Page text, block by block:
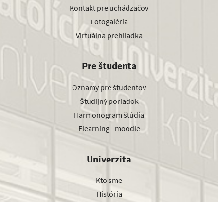
Kontakt pre uchádzačov
Fotogaléria
Virtuálna prehliadka
Pre študenta
Oznamy pre študentov
Študijný poriadok
Harmonogram štúdia
Elearning - moodle
Univerzita
Kto sme
História